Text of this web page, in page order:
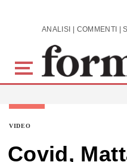
Skip to main content
VIDEO
Covid,